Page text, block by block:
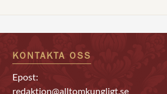
KONTAKTA OSS
Epost:
redaktion@alltomkungligt.se